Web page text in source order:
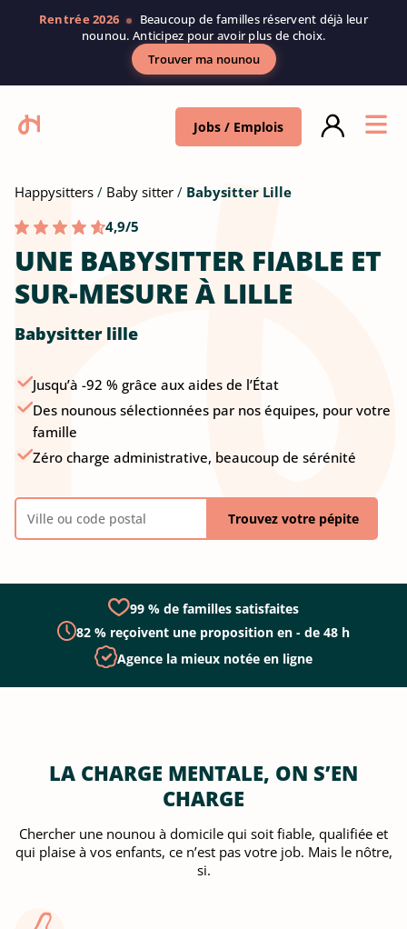
Rentrée 2026
Beaucoup de familles réservent déjà leur
nounou. Anticipez pour avoir plus de choix.
Trouver ma nounou
Jobs / Emplois
Happysitters Baby sitter
Babysitter Lille
4,9/5
UNE BABYSITTER FIABLE ET
SUR-MESURE À LILLE
Babysitter lille
Jusqu’à -92 % grâce aux aides de l’État
Des nounous sélectionnées par nos équipes, pour votre
famille
Zéro charge administrative, beaucoup de sérénité
Trouvez votre pépite
99 % de familles satisfaites
82 % reçoivent une proposition en - de 48 h
Agence la mieux notée en ligne
LA CHARGE MENTALE, ON S’EN
CHARGE
Chercher une nounou à domicile qui soit fiable, qualifiée et
qui plaise à vos enfants, ce n’est pas votre job. Mais le nôtre,
si.